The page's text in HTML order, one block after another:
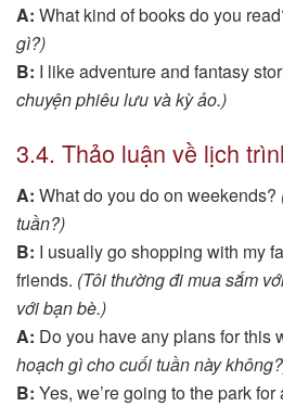
A: What kind of books do you
gì?)
B: I like adventure and fantasy
chuyện phiêu lưu và kỳ ảo.)
3.4. Thảo luận về lịch
A: What do you do on weekends?
tuần?)
B: I usually go shopping with my
friends. (Tôi thường đi mua sắm
với bạn bè.)
A: Do you have any plans for this
hoạch gì cho cuối tuần này
B: Yes, we’re going to the park for